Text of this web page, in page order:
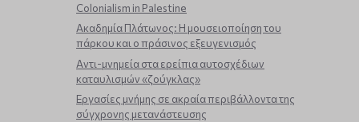
Colonialism in Palestine
Ακαδημία Πλάτωνος: Η μουσειοποίηση του
πάρκου και ο πράσινος εξευγενισμός
Aντι-μνημεία στα ερείπια αυτοσχέδιων
καταυλισμών «ζούγκλας»
Εργασίες μνήμης σε ακραία περιβάλλοντα της
σύγχρονης μετανάστευσης